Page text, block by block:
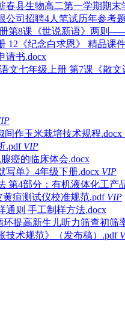
春县生物高二第一学期期
公司招聘4人笔试历年参考
第8课《世说新语》两则
12《纪念白求恩》 精品课
请书.docx
文七年级上册 第7课《散
间作玉米栽培技术规程.docx
.pdf VIP
癌的临床体会.docx
写单》4年级下册.docx VIP
第4部分：有机液体化工产
黄疸测试仪校准规范.pdf VIP
通则 手工制样方法.docx
提高新生儿听力筛查初筛
技术规范》（发布稿）.pdf